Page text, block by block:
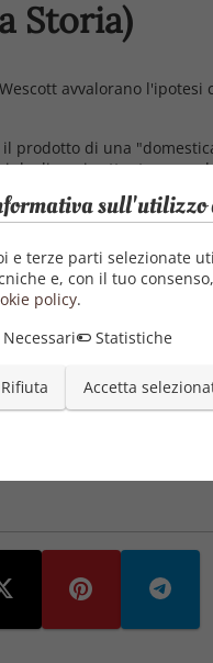
Storia)
avvalorano l'ipotesi
prodotto di una
degli anni settanta,
della nostra specie,
artificiali da parte di
sugli ominidi
all’ominide
sull'utilizzo
e terze parti selezionate
e, con il tuo
policy.
Necessari
Statistiche
Rifiuta Accetta